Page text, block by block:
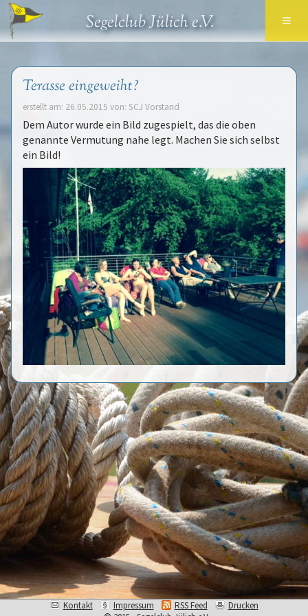
Segelclub Jülich e.V. ≡
Terasse eingeweiht?
erstellt am: 26.05.2015 von: SCJ Vorstand
Dem Autor wurde ein Bild zugespielt, das die oben
genannte Vermutung nahe legt. Machen Sie sich selbst
ein Bild!
Kontakt Impressum RSS Feed
Drucken